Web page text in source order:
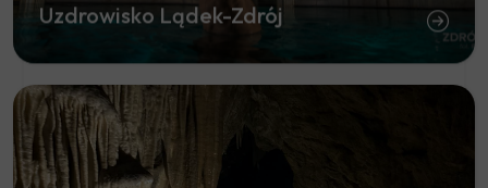
Uzdrowisko Lądek-Zdrój